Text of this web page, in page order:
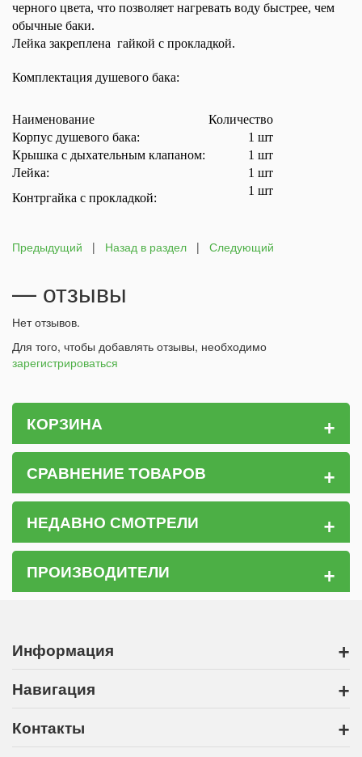
черного цвета, что позволяет нагревать воду быстрее, чем
обычные баки.
Лейка закреплена гайкой с прокладкой.
Комплектация душевого бака:
Наименование
Количество
Корпус душевого бака:
1 шт
Крышка с дыхательным клапаном:
1 шт
Лейка:
1 шт
Контргайка с прокладкой:
1 шт
Предыдущий | Назад в раздел | Следующий
— отзывы
Нет отзывов.
Для того, чтобы добавлять отзывы, необходимо
зарегистрироваться
КОРЗИНА +
СРАВНЕНИЕ ТОВАРОВ +
НЕДАВНО СМОТРЕЛИ +
ПРОИЗВОДИТЕЛИ +
Информация +
Навигация +
Контакты +